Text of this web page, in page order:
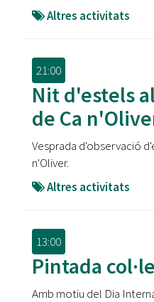
Altres activitats
21:00
Nit d'estels
de Ca
Vesprada d'observació
n'Oliver.
Altres activitats
13:00
Pintada
Amb motiu del Dia